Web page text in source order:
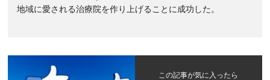
地域に愛される治療院を作り上げることに成功した。
この記事が気に入ったら